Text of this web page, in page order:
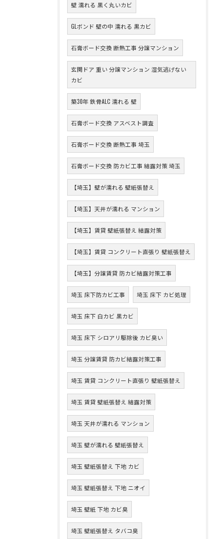
壁 濡れる 黒く丸いカビ
GLボンド 壁の中 濡れる 黒カビ
石膏ボード交換 断熱工事 分譲マンション
玄関ドア 重い 分譲マンション 湿気逃げない
カビ
築30年 鉄骨ALC 濡れる 壁
石膏ボード交換 アスベスト調査
石膏ボード交換 断熱工事 埼玉
石膏ボード交換 防カビ工事 結露対策 埼玉
【埼玉】壁が濡れる 壁紙張替え
【埼玉】天井が濡れる マンション
【埼玉】賃貸 壁紙張替え 結露対策
【埼玉】賃貸 コンクリート直張り 壁紙張替え
【埼玉】分譲賃貸 防カビ結露対策工事
埼玉 床下防カビ工事 埼玉 床下 カビ処理
埼玉 床下 白カビ 黒カビ
埼玉 床下 シロアリ駆除後 カビ臭い
埼玉 分譲賃貸 防カビ結露対策工事
埼玉 賃貸 コンクリート直張り 壁紙張替え
埼玉 賃貸 壁紙張替え 結露対策
埼玉 天井が濡れる マンション
埼玉 壁が濡れる 壁紙張替え
埼玉 壁紙張替え 下地 カビ
埼玉 壁紙張替え 下地 ニオイ
埼玉 壁紙 下地 カビ臭
埼玉 壁紙張替え タバコ臭